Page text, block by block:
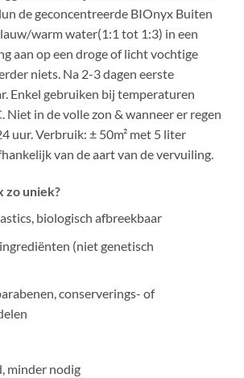
de geconcentreerde BIOnyx Buiten
warm water(1:1 tot 1:3) in een
aan op een droge of licht vochtige
niets. Na 2-3 dagen eerste
Enkel gebruiken bij temperaturen
Niet in de volle zon & wanneer er regen
uur. Verbruik: ± 50m² met 5 liter
van de aart van de vervuiling.
zo uniek?
biologisch afbreekbaar
(niet genetisch
conserverings- of
minder nodig